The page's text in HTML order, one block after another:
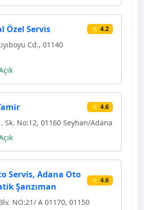
Özel Servis ⭐ 4.2
Cd., 01140
⭐ 4.6
Sk. No:12, 01160 Seyhan/Adana
Servis, Adana Oto
Şanzıman
⭐ 4.6
NO:21/ A 01170, 01150